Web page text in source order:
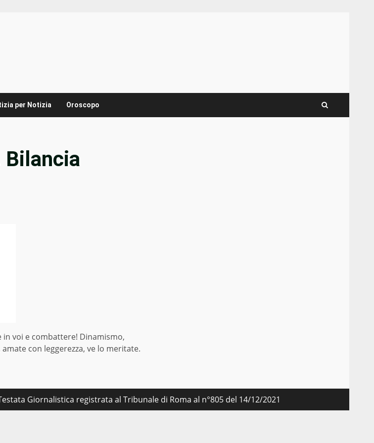
per Notizia Oroscopo
Bilancia
voi e combattere! Dinamismo,
con leggerezza, ve lo meritate.
Giornalistica registrata al Tribunale di Roma al n°805 del 14/12/2021